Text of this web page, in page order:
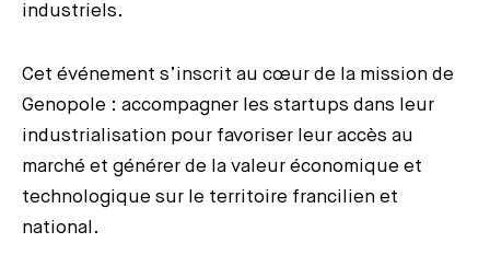
industriels.
Cet événement s’inscrit au cœur de la mission de
Genopole : accompagner les startups dans leur
industrialisation pour favoriser leur accès au
marché et générer de la valeur économique et
technologique sur le territoire francilien et
national.